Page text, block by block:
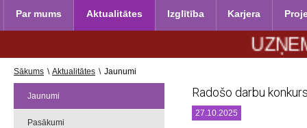
Par mums Aktualitātes Izglītība Karjera
Sākums \ Aktualitātes \ Jaunumi
Jaunumi
Pasākumi
Radošo darbu
27.10.2025